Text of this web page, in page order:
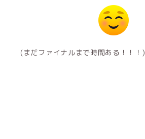
(まだファイナルまで時間ある！！！)